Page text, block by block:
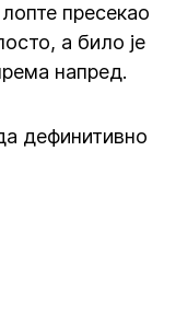
пресекао
а било је
напред.
дефинитивно